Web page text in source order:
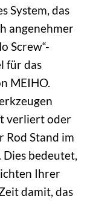
System, das
angenehmer
Screw“-
für das
MEIHO.
verliert oder
Rod Stand im
bedeutet,
Ihrer
damit, das